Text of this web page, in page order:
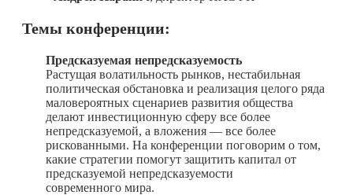
Темы конференции:
Предсказуемая непредсказуемость
Растущая волатильность рынков, нестабильная
политическая обстановка и реализация целого ряда
маловероятных сценариев развития общества
делают инвестиционную сферу все более
непредсказуемой, а вложения — все более
рискованными. На конференции поговорим о том,
какие стратегии помогут защитить капитал от
предсказуемой непредсказуемости
современного мира.